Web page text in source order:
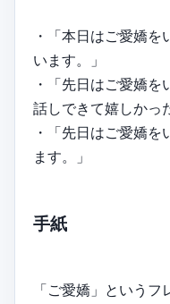
・「本日はご愛嬌
います。」
・「先日はご愛嬌
話しできて嬉しかっ
・「先日はご愛嬌
ます。」
手紙
「ご愛嬌」というフ